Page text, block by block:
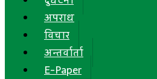
अपराध
विचार
अन्तर्वार्ता
E-Paper